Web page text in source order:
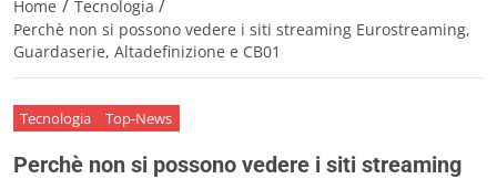
Home / Tecnologia /
Perchè non si possono vedere i siti streaming Eurostreaming,
Guardaserie, Altadefinizione e CB01
Tecnologia Top-News
Perchè non si possono vedere i siti streaming